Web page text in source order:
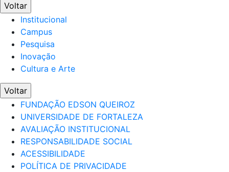
Voltar
Institucional
Campus
Pesquisa
Inovação
Cultura e Arte
Voltar
FUNDAÇÃO EDSON QUEIROZ
UNIVERSIDADE DE FORTALEZA
AVALIAÇÃO INSTITUCIONAL
RESPONSABILIDADE SOCIAL
ACESSIBILIDADE
POLÍTICA DE PRIVACIDADE